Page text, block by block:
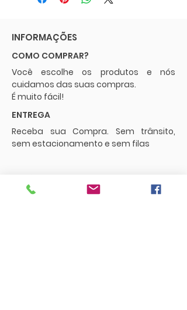
INFORMAÇÕES
COMO COMPRAR?
Você escolhe os produtos e nós
cuidamos das suas compras.
É muito fácil!
ENTREGA
Receba sua Compra. Sem trânsito,
sem estacionamento e sem filas
Envios e Frete